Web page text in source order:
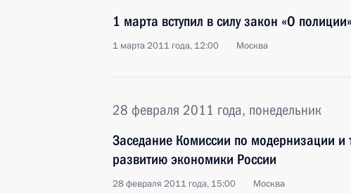
1 марта вступил в силу закон «О полиции»
1 марта 2011 года, 12:00 Москва
28 февраля 2011 года, понедельник
Заседание Комиссии по модернизации и
развитию экономики России
28 февраля 2011 года, 15:00 Москва